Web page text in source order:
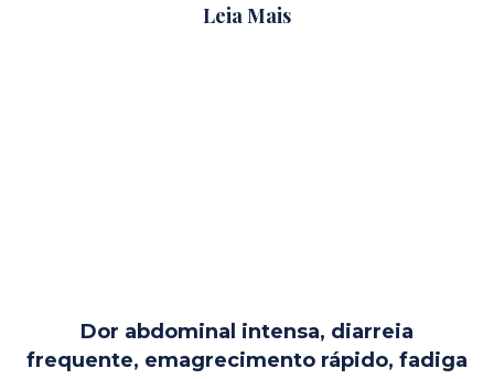
Leia Mais
Dor abdominal intensa, diarreia
frequente, emagrecimento rápido, fadiga